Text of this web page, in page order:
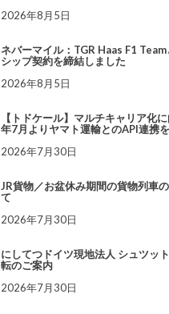
2026年8月5日
ネバーマイル：TGR Haas F1
シップ契約を締結しました
2026年8月5日
【トドケール】マルチキャリア化
年7月よりヤマト運輸とのAPI連携
2026年7月30日
JR貨物／お盆休み期間の貨物列車
て
2026年7月30日
にしてつドイツ現地法人 シュツッ
転のご案内
2026年7月30日